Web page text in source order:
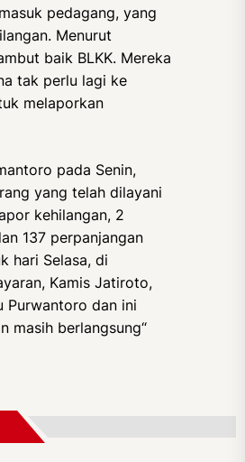
pedagang, yang
Menurut
baik BLKK. Mereka
tak perlu lagi ke
melaporkan
pada Senin,
yang telah dilayani
kehilangan, 2
137 perpanjangan
hari Selasa, di
Kamis Jatiroto,
Purwantoro dan ini
masih berlangsung“